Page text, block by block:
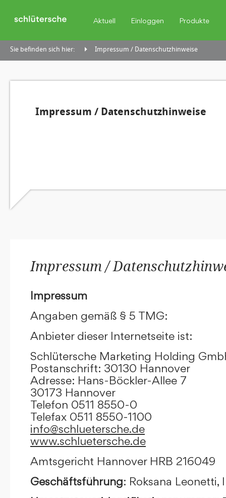
Aktuell Einloggen Produkte
Sie befinden sich hier: Impressum / Datenschutzhinweise
Impressum / Datenschutzhinweise
Impressum /
Impressum
Angaben gemäß § 5 TMG:
Anbieter dieser Internetseite ist:
Schlütersche Marketing Holding
Postanschrift: 30130 Hannover
Adresse: Hans-Böckler-Allee 7
30173 Hannover
Telefon 0511 8550-0
Telefax 0511 8550-1100
info@schluetersche.de
www.schluetersche.de
Amtsgericht Hannover HRB 216049
Geschäftsführung: Roksana Leonetti,